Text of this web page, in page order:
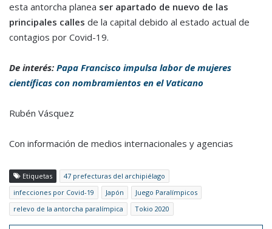
esta antorcha planea ser apartado de nuevo de las
principales calles de la capital debido al estado actual de
contagios por Covid-19.
De interés: Papa Francisco impulsa labor de mujeres
científicas con nombramientos en el Vaticano
Rubén Vásquez
Con información de medios internacionales y agencias
Etiquetas
47 prefecturas del archipiélago
infecciones por Covid-19
Japón
Juego Paralímpicos
relevo de la antorcha paralímpica
Tokio 2020